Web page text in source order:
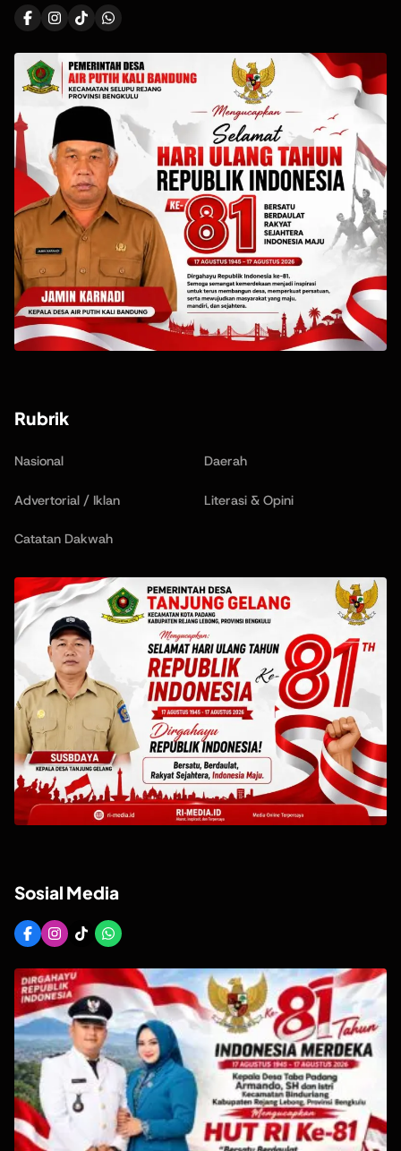
Rubrik
Nasional Daerah
Advertorial / Iklan Literasi & Opini
Catatan Dakwah
Sosial Media